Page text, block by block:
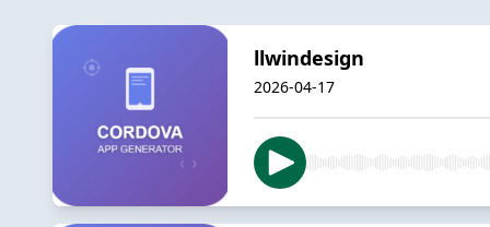
llwindesign
2026-04-17